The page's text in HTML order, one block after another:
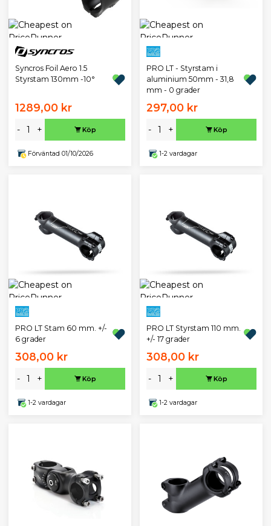
Syncros Foil Aero 1.5
Styrstam 130mm -10°
1289,00 kr
- + Köp
Förväntad 01/10/2026
PRO LT - Styrstam i
aluminium 50mm - 31,8
mm - 0 grader
297,00 kr
- + Köp
1-2 vardagar
PRO LT Stam 60 mm. +/-
6 grader
308,00 kr
- + Köp
1-2 vardagar
PRO LT Styrstam 110 mm.
+/- 17 grader
308,00 kr
- + Köp
1-2 vardagar